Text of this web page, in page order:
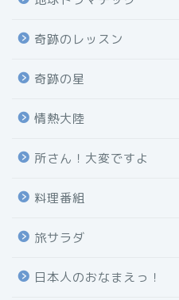
奇跡のレッスン
奇跡の星
情熱大陸
所さん！大変ですよ
料理番組
旅サラダ
日本人のおなまえっ！